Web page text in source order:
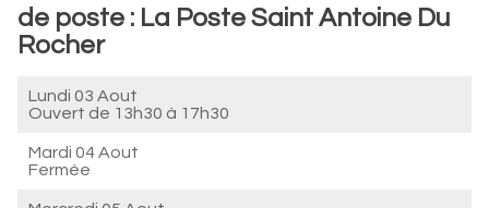
de poste : La Poste Saint Antoine Du
Rocher
Lundi 03 Aout
Ouvert de 13h30 à 17h30
Mardi 04 Aout
Fermée